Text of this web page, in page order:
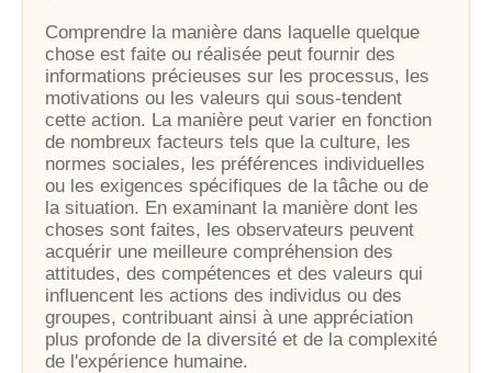
Comprendre la manière dans laquelle quelque
chose est faite ou réalisée peut fournir des
informations précieuses sur les processus, les
motivations ou les valeurs qui sous-tendent
cette action. La manière peut varier en fonction
de nombreux facteurs tels que la culture, les
normes sociales, les préférences individuelles
ou les exigences spécifiques de la tâche ou de
la situation. En examinant la manière dont les
choses sont faites, les observateurs peuvent
acquérir une meilleure compréhension des
attitudes, des compétences et des valeurs qui
influencent les actions des individus ou des
groupes, contribuant ainsi à une appréciation
plus profonde de la diversité et de la complexité
de l'expérience humaine.